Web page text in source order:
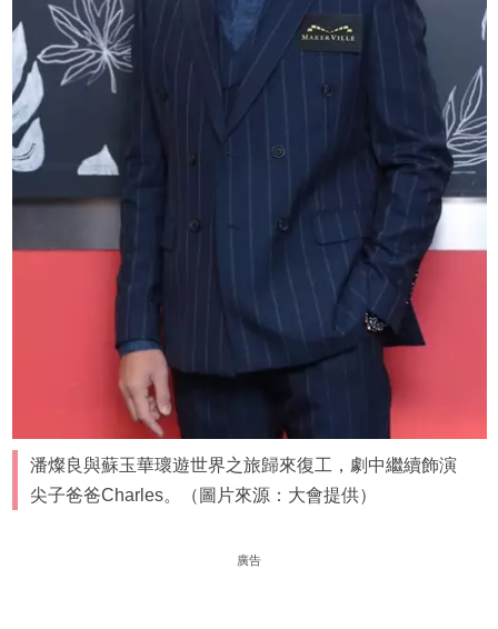
潘燦良與蘇玉華瓌遊世界之旅歸來復工，劇中繼續飾演
尖子爸爸Charles。（圖片來源：大會提供）
廣告